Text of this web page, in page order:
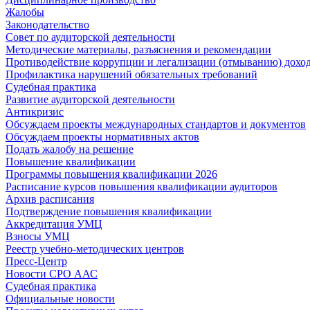
Жалобы
Законодательство
Совет по аудиторской деятельности
Методические материалы, разъяснения и рекомендации
Противодействие коррупции и легализации (отмыванию)
Профилактика нарушений обязательных требований
Судебная практика
Развитие аудиторской деятельности
Антикризис
Обсуждаем проекты международных стандартов и документов
Обсуждаем проекты нормативных актов
Подать жалобу на решение
Повышение квалификации
Программы повышения квалификации 2026
Расписание курсов повышения квалификации аудиторов
Архив расписания
Подтверждение повышения квалификации
Аккредитация УМЦ
Взносы УМЦ
Реестр учебно-методических центров
Пресс-Центр
Новости СРО ААС
Судебная практика
Официальные новости